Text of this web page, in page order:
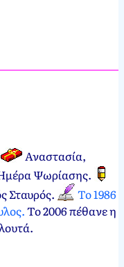
Αναστασία,
Ψωρίασης.
Σταυρός.
Το 1986
Το 2006 πέθανε η